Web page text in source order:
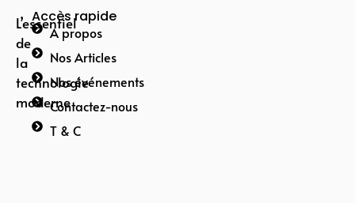
L’essentiel
de
la
technologie
moderne
Accès rapide
A propos
Nos Articles
Nos événements
Contactez-nous
T & C